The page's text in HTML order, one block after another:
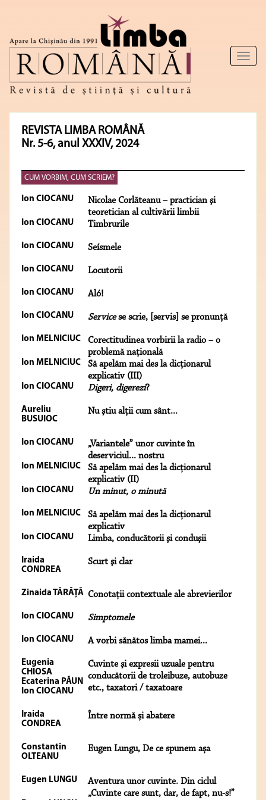
Toggle
REVISTA LIMBA ROMÂNĂ
Nr. 5-6, anul XXXIV, 2024
CUM VORBIM, CUM SCRIEM?
Ion CIOCANU
Nicolae Corlăteanu – practician şi
teoretician al cultivării limbii
Ion CIOCANU Timbrurile
Ion CIOCANU Seísmele
Ion CIOCANU Locutorii
Ion CIOCANU Aló!
Ion CIOCANU Servicese scrie, [servis] se pronunţă
Ion MELNICIUC
Corectitudinea vorbirii la radio – o
problemă naţională
Ion MELNICIUC
Să apelăm mai des la dicţionarul
explicativ (III)
Ion CIOCANU Digeri, digerezi?
Aureliu
BUSUIOC
Nu ştiu alţii cum sânt...
Ion CIOCANU
„Variantele” unor cuvinte în
deserviciul... nostru
Ion MELNICIUC
Să apelăm mai des la dicţionarul
explicativ (II)
Ion CIOCANU Un minut, o minută
Ion MELNICIUC
Să apelăm mai des la dicţionarul
explicativ
Ion CIOCANU Limba, conducătorii şi conduşii
Iraida
CONDREA
Scurt şi clar
Zinaida TĂRÂŢĂ Conotaţii contextuale ale abrevierilor
Ion CIOCANU Simptomele
Ion CIOCANU A vorbi sănătos limba mamei...
Eugenia
CHIOSA
Ecaterina PĂUN
Ion CIOCANU
Cuvinte şi expresii uzuale pentru
conducătorii de troleibuze, autobuze
etc., taxatori / taxatoare
Iraida
CONDREA
Între normă și abatere
Constantin
OLTEANU
Eugen Lungu, De ce spunem așa
Eugen LUNGU
Aventura unor cuvinte. Din ciclul
„Cuvinte care sunt, dar, de fapt, nu-s!”